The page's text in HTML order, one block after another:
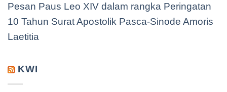
Pesan Paus Leo XIV dalam rangka Peringatan
10 Tahun Surat Apostolik Pasca-Sinode Amoris
Laetitia
KWI